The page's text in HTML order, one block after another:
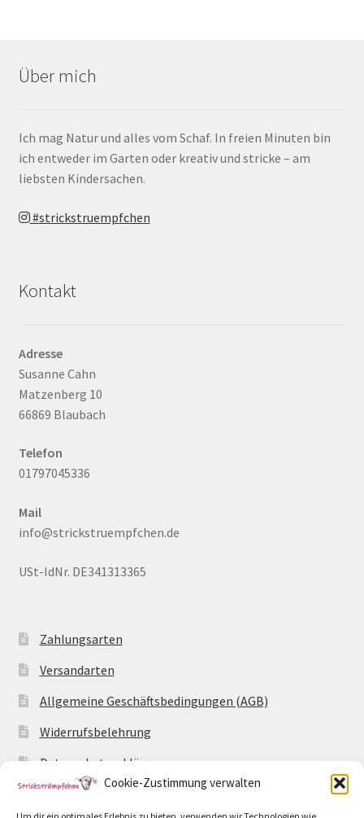
Cookie-Zustimmung verwalten
Über mich
Ich mag Natur und alles vom Schaf. In freien Minuten bin
ich entweder im Garten oder kreativ und stricke – am
liebsten Kindersachen.
#strickstruempfchen
Kontakt
Adresse
Susanne Cahn
Matzenberg 10
66869 Blaubach
Telefon
01797045336
Mail
info@strickstruempfchen.de
USt-IdNr. DE341313365
Zahlungsarten
Versandarten
Allgemeine Geschäftsbedingungen (AGB)
Widerrufsbelehrung
Datenschutzerklärung
Impressum